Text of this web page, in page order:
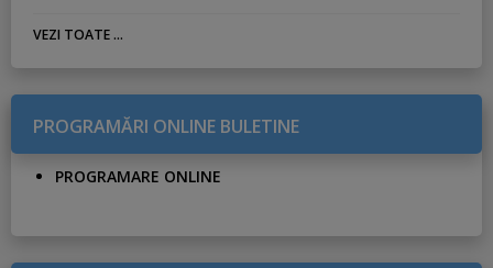
VEZI TOATE ...
PROGRAMĂRI ONLINE BULETINE
PROGRAMARE ONLINE